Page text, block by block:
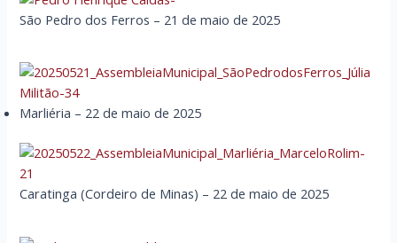
São Pedro dos Ferros – 21 de maio de 2025
Marliéria – 22 de maio de 2025
Caratinga (Cordeiro de Minas) – 22 de maio de 2025